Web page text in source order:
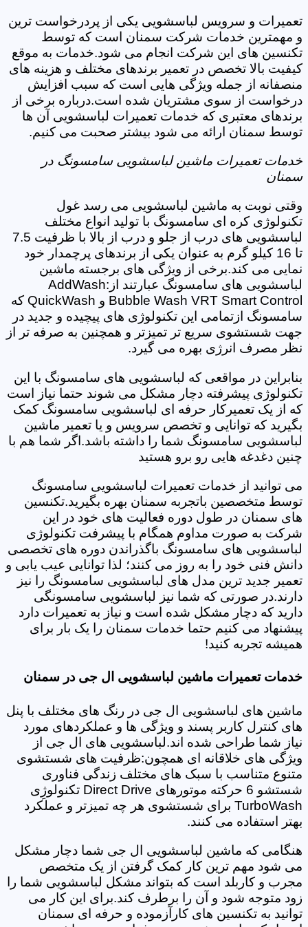
تعمیرات و سرویس لباسشویی یکی از پردرخواست ترین
و مهمترین خدمات شرکت سمنان است که توسط
تکنسین های این شرکت انجام می شود.خدمات به موقع
کیفیت بالا تخصص در تعمیر برندهای مختلف و هزینه های
منصفانه از جمله ویژگی هایی است که سبب افزایش
درخواست از سوی مشتریان شده است.درباره برخی از
برندهای معتبری که خدمات تعمیرات لباسشویی آن ها
توسط سمنان ارائه می شود بیشتر صحبت می کنیم.
خدمات تعمیرات ماشین لباسشویی سامسونگ در
سمنان
وقتی نوبت به ماشین لباسشویی می رسد غول
تکنولوژی کره ای سامسونگ با تولید انواع مختلف
لباسشویی های درب از جلو و درب از بالا با ظرفیت 7.5
تا 16 کیلو گرم به عنوان یکی از برندهای پرچمدار خود
نمایی می کند.برخی از ویژگی های برجسته ماشین
لباسشویی های سامسونگ عبارتند از:AddWash
Bubble Wash VRT Smart Control و QuickWash که
سامسونگ ازتمامی این تکنولوژی های پیچیده و جدید در
جهت شستشوی سریع تر تمیزتر و همچنین به صرفه تر از
نظر مصرف انرژی بهره می گیرد.
بنابراین در مواقعی که لباسشویی های سامسونگ با این
تکنولوژی پیشرفته دچار مشکل می شوند حتما نیاز است
که از یک تعمیرکار حرفه ای لباسشویی سامسونگ کمک
بگیرید که توانایی و تخصص سرویس و یا تعمیر ماشین
لباسشویی سامسونگ شما را داشته باشد.اگر شما هم با
چنین دغدغه هایی رو برو هستید
می توانید از خدمات تعمیرات لباسشویی سامسونگ
توسط متخصصین باتجربه سمنان بهره بگیرید.تکنسین
های سمنان در طول دوره فعالیت های خود در این
شرکت به صورت مداوم همگام با پیشرفت تکنولوژی
لباسشویی های سامسونگ باگذراندن دوره های تخصصی
دانش فنی خود را به روز می کنند؛ لذا توانایی عیب یابی و
تعمیر جدید ترین مدل های لباسشویی سامسونگ را نیز
دارند.در صورتی که شما نیز لباسشویی سامسونگی
دارید که دچار مشکل شده است و نیاز به تعمیرات دارد
پیشنهاد می کنیم حتما خدمات سمنان را یک بار برای
همیشه تجربه کنید!
خدمات تعمیرات ماشین لباسشویی ال جی در سمنان
ماشین های لباسشویی ال جی در رنگ های مختلف با پنل
های کنترل کاربر پسند و ویژگی ها و عملکردهای مورد
نیاز شما طراحی شده اند.لباسشویی های ال جی از
ویژگی های خلاقانه ای همچون:ظرفیت های شستشوی
متنوع متناسب با سبک های مختلف زندگی فناوری
شستشو 6 حرکته موتورهای Direct Drive تکنولوژِی
TurboWash برای شستشوی هر چه تمیزتر و عملکرد
بهتر استفاده می کنند.
هنگامی که ماشین لباسشویی ال جی شما دچار مشکل
می شود مهم ترین کار کمک گرفتن از یک متخصص
مجرب و کاربلد است که بتواند مشکل لباسشویی شما را
زود متوجه شود و آن را برطرف کند.برای این کار می
توانید به تکنسین های کارآزموده و حرفه ای سمنان